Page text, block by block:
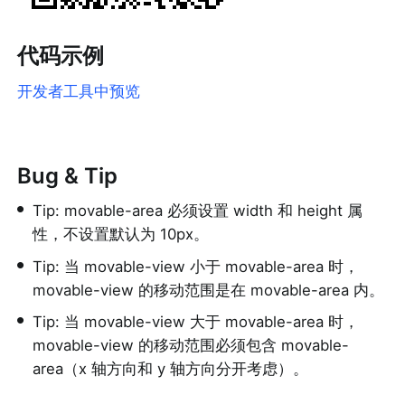
代码示例
开发者工具中预览
Bug & Tip
• Tip: movable-area 必须设置 width 和 height 属
性，不设置默认为 10px。
• Tip: 当 movable-view 小于 movable-area 时，
movable-view 的移动范围是在 movable-area 内。
• Tip: 当 movable-view 大于 movable-area 时，
movable-view 的移动范围必须包含 movable-
area（x 轴方向和 y 轴方向分开考虑）。